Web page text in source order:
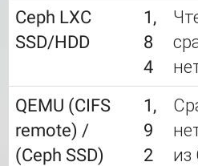
Ceph LXC
SSD/HDD
1,
8
4
QEMU (CIFS
remote) /
(Ceph SSD)
1,
9
2
из